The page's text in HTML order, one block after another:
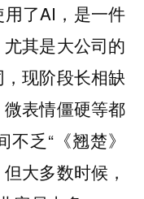
了AI，是一件
其是大公司的
现阶段长相缺
表情僵硬等都
乏“《翘楚》
大多数时候，